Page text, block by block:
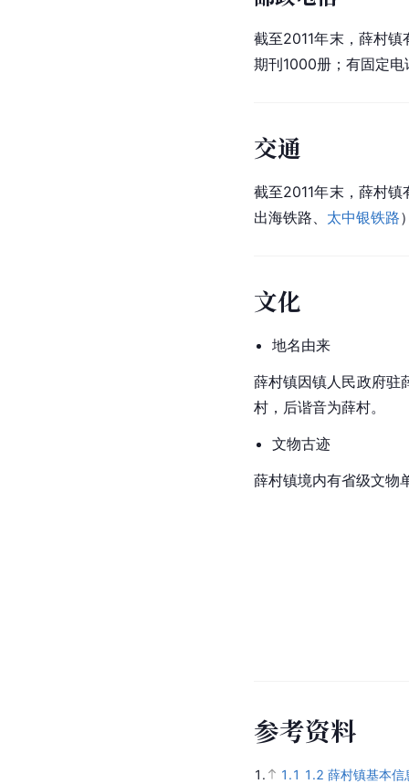
截至2011年末，薛村
期刊1000册；有固定
交通
截至2011年末，薛村
出海铁路、 太中银铁路
文化
地名由来
薛村镇因镇人民政府驻
村，后谐音为薛村。
文物古迹
薛村镇境内有省级文物
参考资料
1. 1.1 1.2 薛村镇基本信